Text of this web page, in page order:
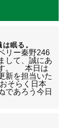
眠る。
リー秦野246
して、誠にあ
す。 本日は
新を担当いた
らく日本
であろう今日